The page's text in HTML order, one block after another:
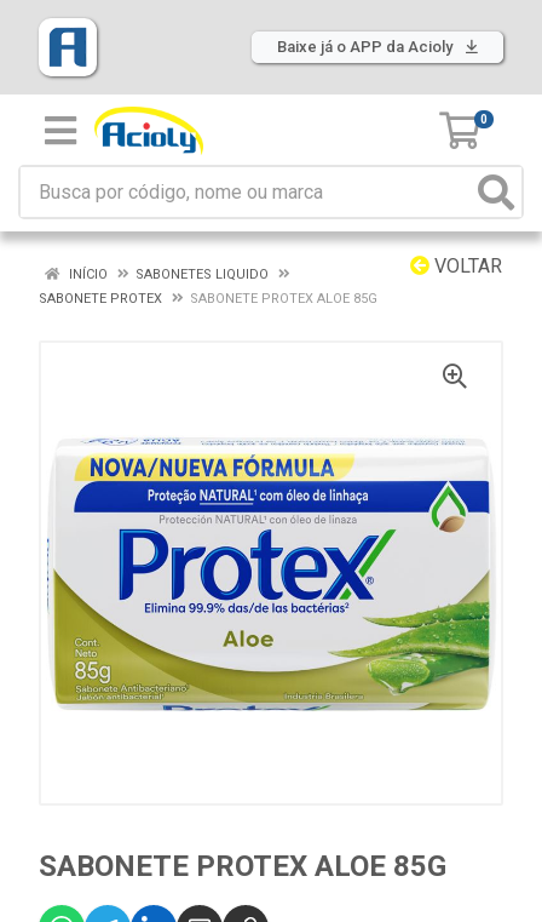
Baixe já o APP da Acioly
0
VOLTAR
INÍCIO
SABONETES LIQUIDO
SABONETE PROTEX
SABONETE PROTEX ALOE 85G
SABONETE PROTEX ALOE 85G